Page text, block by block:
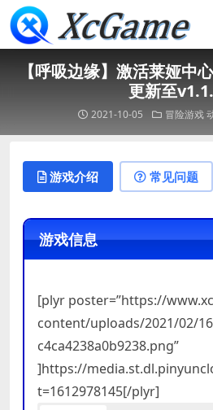
【呼吸边缘】激活莱娅
更新至
2021-10-05 冒险游戏
游戏介绍 常见问题
游戏信息
[plyr poster=”https://
content/uploads/2021/02/
c4ca4238a0b9238.png”
]https://
t=1612978145[/plyr]